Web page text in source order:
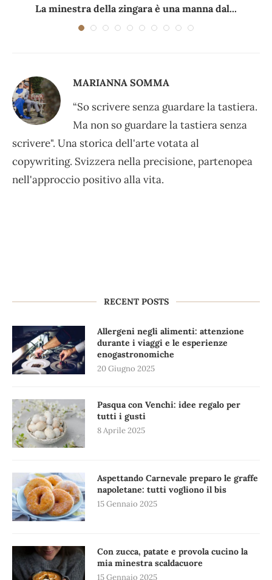
La minestra della zingara è una manna dal...
MARIANNA SOMMA
“So scrivere senza guardare la tastiera.
Ma non so guardare la tastiera senza
scrivere". Una storica dell'arte votata al
copywriting. Svizzera nella precisione, partenopea
nell'approccio positivo alla vita.
RECENT POSTS
Allergeni negli alimenti: attenzione
durante i viaggi e le esperienze
enogastronomiche
20 Giugno 2025
Pasqua con Venchi: idee regalo per
tutti i gusti
8 Aprile 2025
Aspettando Carnevale preparo le graffe
napoletane: tutti vogliono il bis
15 Gennaio 2025
Con zucca, patate e provola cucino la
mia minestra scaldacuore
15 Gennaio 2025